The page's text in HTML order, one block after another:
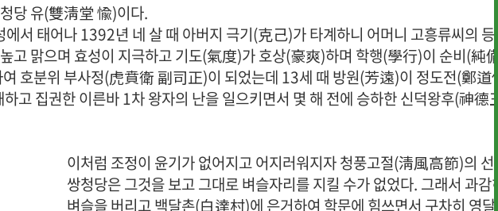
도서목록표
당 유(雙淸堂 愉)이다.
서 태어나 1392년 네 살 때 아버지 극기(克己)가 타계하니 어머니 고흥류씨의
고 맑으며 효성이 지극하고 기도(氣度)가 호상(豪爽)하며 학행(學行)이 순비(純
호분위 부사정(虎賁衛 副司正)이 되었는데 13세 때 방원(芳遠)이 정도전(鄭道
고 집권한 이른바 1차 왕자의 난을 일으키면서 몇 해 전에 승하한 신덕왕후(神德
이처럼 조정이 윤기가 없어지고 어지러워지자 청풍고절(淸風高節)의 선
쌍청당은 그것을 보고 그대로 벼슬자리를 지킬 수가 없었다. 그래서 과감
벼슬을 버리고 백달촌(白達村)에 은거하여 학문에 힘쓰면서 구차히 영